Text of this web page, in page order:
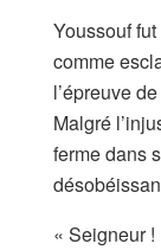
Youssouf
comme
l’épreuve
Malgré
ferme dans
« Seigneur !